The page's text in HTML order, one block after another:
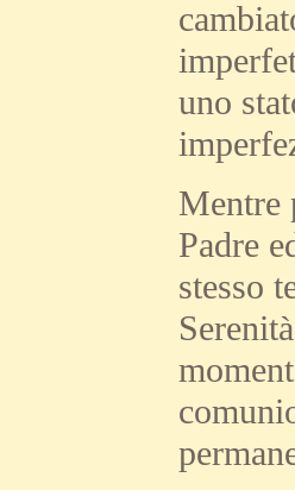
uno
Mentre
Padre
stesso